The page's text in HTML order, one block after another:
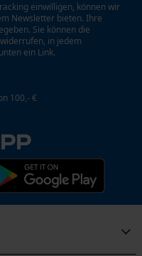
einwilligen, können wir
Newsletter bieten. Ihre
Sie können die
in jedem
ein Link.
100,- €